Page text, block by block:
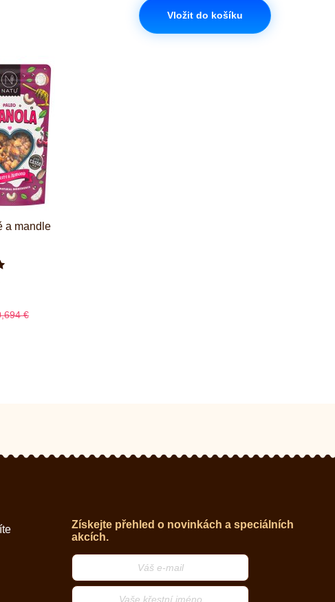
Vložit do košíku
a mandle
hvězdiček je 5 z 5
€
Získejte přehled o novinkách a speciálních
akcích.